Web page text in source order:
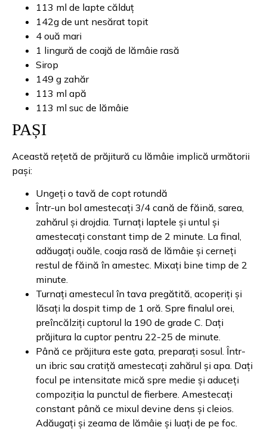
113 ml de lapte călduț
142g de unt nesărat topit
4 ouă mari
1 lingură de coajă de lămâie rasă
Sirop
149 g zahăr
113 ml apă
113 ml suc de lămâie
PAȘI
Această rețetă de prăjitură cu lămâie implică următorii
pași:
Ungeți o tavă de copt rotundă
Într-un bol amestecați 3/4 cană de făină, sarea,
zahărul și drojdia. Turnați laptele și untul și
amestecați constant timp de 2 minute. La final,
adăugați ouăle, coaja rasă de lămâie și cerneți
restul de făină în amestec. Mixați bine timp de 2
minute.
Turnați amestecul în tava pregătită, acoperiți și
lăsați la dospit timp de 1 oră. Spre finalul orei,
preîncălziți cuptorul la 190 de grade C. Dați
prăjitura la cuptor pentru 22-25 de minute.
Până ce prăjitura este gata, preparați sosul. Într-
un ibric sau cratiță amestecați zahărul și apa. Dați
focul pe intensitate mică spre medie și aduceți
compoziția la punctul de fierbere. Amestecați
constant până ce mixul devine dens și cleios.
Adăugați și zeama de lămâie și luați de pe foc.